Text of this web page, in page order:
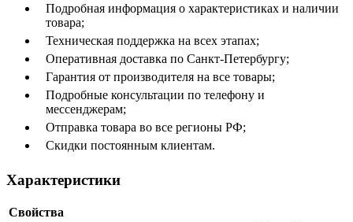
Подробная информация о характеристиках и наличии
товара;
Техническая поддержка на всех этапах;
Оперативная доставка по Санкт-Петербургу;
Гарантия от производителя на все товары;
Подробные консультации по телефону и
мессенджерам;
Отправка товара во все регионы РФ;
Скидки постоянным клиентам.
Характеристики
Свойства